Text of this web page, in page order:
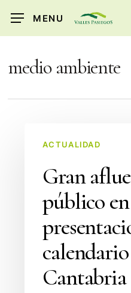
MENU
medio ambiente
afluencia
público
presentación
“Naturea
ACTUALIDAD
Gran
público
Cantabria